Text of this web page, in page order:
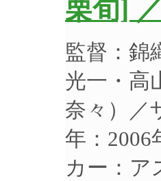
栗旬]
監督：錦
光一・高
奈々）／
年：
カー：ア